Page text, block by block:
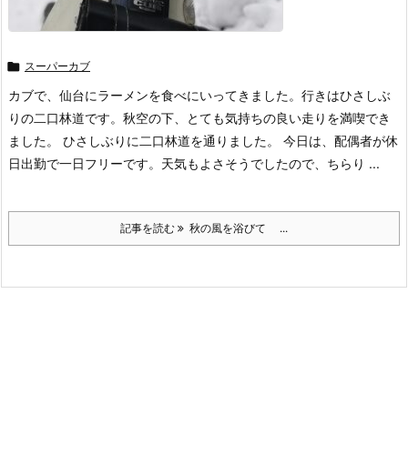
 スーパーカブ
カブで、仙台にラーメンを食べにいってきました。行きはひさしぶ
りの二口林道です。秋空の下、とても気持ちの良い走りを満喫でき
ました。 ひさしぶりに二口林道を通りました。 今日は、配偶者が休
日出勤で一日フリーです。天気もよさそうでしたので、ちらり ...
記事を読む 秋の風を浴びて ...